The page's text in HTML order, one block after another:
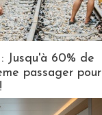
Jusqu'à 60% de
passager pour